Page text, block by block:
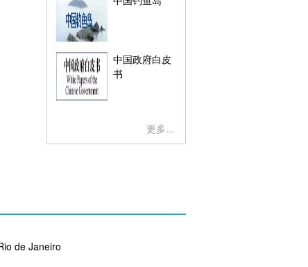
中国政府白皮
书
更多...
de Janeiro